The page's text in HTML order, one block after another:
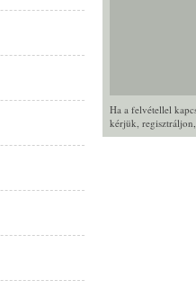
Ha a felvétellel
kérjük, regisztráljon